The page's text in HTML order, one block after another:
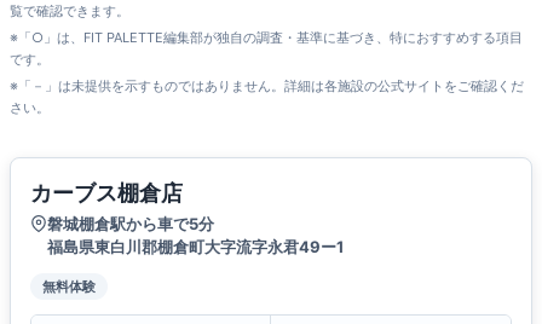
覧で確認できます。
※「○」は、FIT PALETTE編集部が独自の調査・基準に基づき、特におすすめする項目
です。
※「－」は未提供を示すものではありません。詳細は各施設の公式サイトをご確認くだ
さい。
カーブス棚倉店
磐城棚倉駅から車で5分
福島県東白川郡棚倉町大字流字永君49ー1
無料体験